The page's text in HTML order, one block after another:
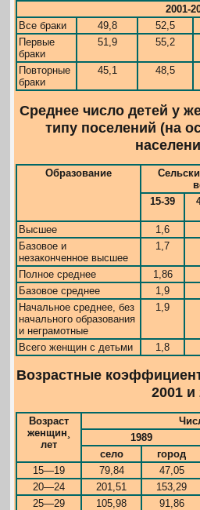
2001-
Все браки
49,8
52,5
Первые
браки
51,9 55,2
Повторные
браки
45,1 48,5
Среднее число детей у
типу поселений (на
Образование
15-39
Высшее
1,6
Базовое и
незаконченное высшее
1,7
Полное среднее
1,86
Базовое среднее
1,9
Начальное среднее, без
начального образования
и неграмотные
1,9
Всего женщин с детьми 1,8
Возрастные
2001 и
Возраст
женщин¸
лет
1989
село
город
15—19
79,84
47,05
20—24
201,51
153,29
25—29
105,98
91,86